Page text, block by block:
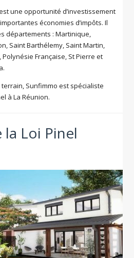
une opportunité d’investissement
économies d’impôts. Il
départements : Martinique,
Saint Barthélemy, Saint Martin,
Française, St Pierre et
Sunfimmo est spécialiste
à La Réunion.
la Loi Pinel